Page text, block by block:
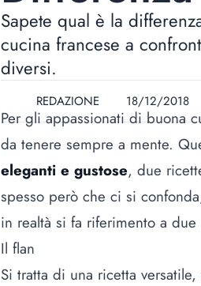
Sapete qual è la
cucina francese a
diversi.
REDAZIONE 18/12/2018
Per gli appassionati di buona
da tenere sempre a mente.
eleganti e gustose, due
spesso però che ci si
in realtà si fa riferimento a
Il flan
Si tratta di una ricetta